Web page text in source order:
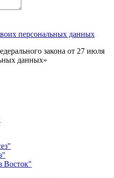
персональных данных
закона от 27 июля
данных»